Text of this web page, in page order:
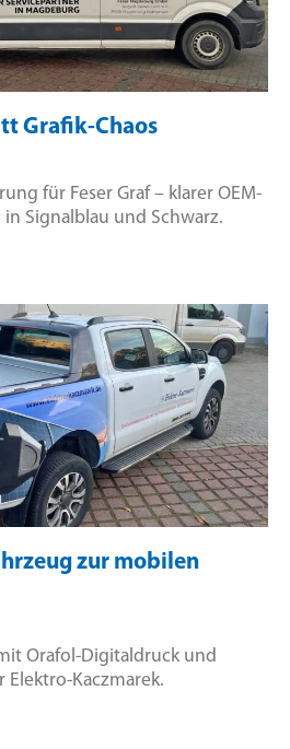
Grafik-Chaos
für Feser Graf – klarer OEM-
in Signalblau und Schwarz.
zur mobilen
Orafol-Digitaldruck und
Kaczmarek.